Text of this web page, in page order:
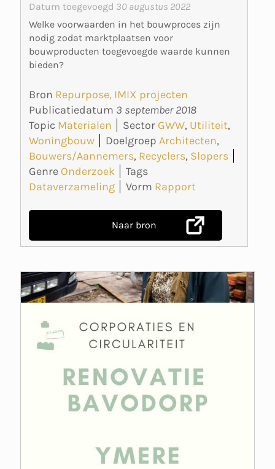
Datum toegevoegd 30 augustus 2022
Welke voorwaarden in het bouwproces zijn
nodig zodat marktplaatsen voor
bouwproducten toegevoegde waarde kunnen
bieden?
Bron Repurpose, IMIX projecten
Publicatiedatum 3 september 2018
Topic Materialen Sector GWW, Utiliteit,
Woningbouw
Doelgroep Architecten,
Bouwers/Aannemers, Recyclers, Slopers
Genre Onderzoek
Tags
Dataverzameling
Vorm Rapport
Naar bron